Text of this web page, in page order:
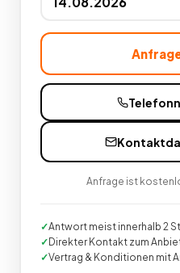
Anfrage ist
Antwort meist innerhalb 2
Direkter Kontakt zum
Vertrag & Konditionen mit